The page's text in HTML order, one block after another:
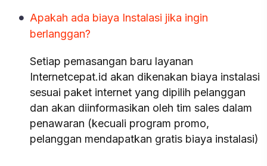
Apakah ada biaya Instalasi jika ingin
berlanggan?
Setiap pemasangan baru layanan
Internetcepat.id akan dikenakan biaya instalasi
sesuai paket internet yang dipilih pelanggan
dan akan diinformasikan oleh tim sales dalam
penawaran (kecuali program promo,
pelanggan mendapatkan gratis biaya instalasi)